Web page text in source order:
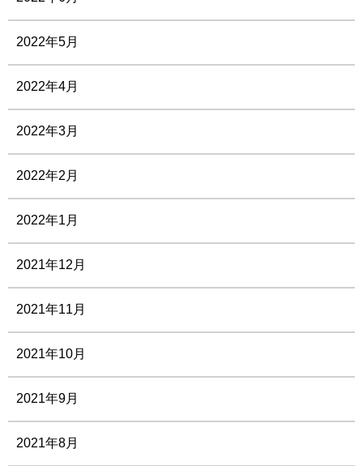
2022年5月
2022年4月
2022年3月
2022年2月
2022年1月
2021年12月
2021年11月
2021年10月
2021年9月
2021年8月